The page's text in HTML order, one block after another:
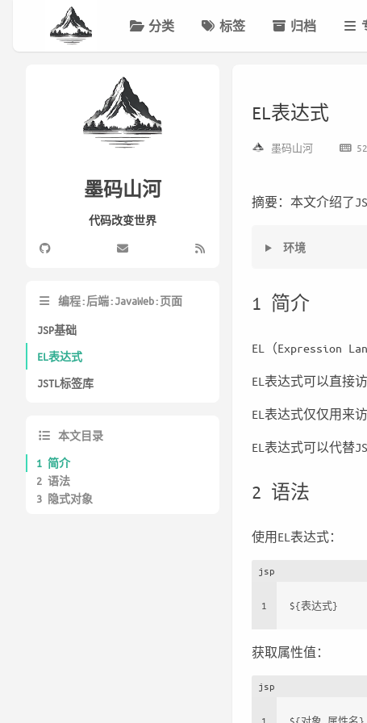
分类 标签 归档
EL表达式
墨码山河
摘要：本文介绍了
环境
1 简介
EL（Expression
EL表达式可以直接
EL表达式仅仅用来
EL表达式可以代替
2 语法
使用EL表达式：
jsp
1 ${表达式}
获取属性值：
jsp
墨码山河
代码改变世界
编程:后端:JavaWeb:页面
JSP基础
EL表达式
JSTL标签库
本文目录
1 简介
2 语法
3 隐式对象